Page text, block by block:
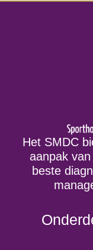
Het SMDC
aanpak
beste